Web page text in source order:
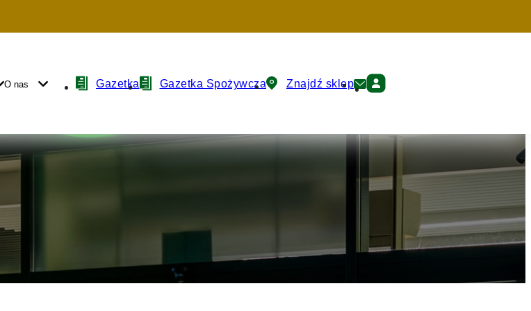
O nas
NawigacjaGazetka Gazetka Spożywcza Znajdź sklep